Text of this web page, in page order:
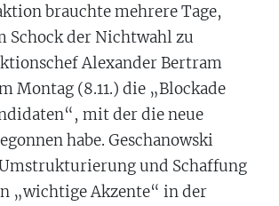
brauchte mehrere Tage,
Schock der Nichtwahl zu
Alexander Bertram
Montag (8.11.) die „Blockade
mit der die neue
habe. Geschanowski
und Schaffung
„wichtige Akzente“ in der